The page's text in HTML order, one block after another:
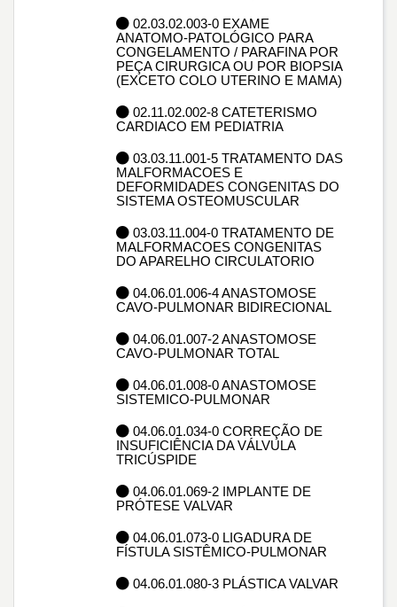
02.03.02.003-0 EXAME
ANATOMO-PATOLÓGICO PARA
CONGELAMENTO / PARAFINA POR
PEÇA CIRURGICA OU POR BIOPSIA
(EXCETO COLO UTERINO E MAMA)
02.11.02.002-8 CATETERISMO
CARDIACO EM PEDIATRIA
03.03.11.001-5 TRATAMENTO DAS
MALFORMACOES E
DEFORMIDADES CONGENITAS DO
SISTEMA OSTEOMUSCULAR
03.03.11.004-0 TRATAMENTO DE
MALFORMACOES CONGENITAS
DO APARELHO CIRCULATORIO
04.06.01.006-4 ANASTOMOSE
CAVO-PULMONAR BIDIRECIONAL
04.06.01.007-2 ANASTOMOSE
CAVO-PULMONAR TOTAL
04.06.01.008-0 ANASTOMOSE
SISTEMICO-PULMONAR
04.06.01.034-0 CORREÇÃO DE
INSUFICIÊNCIA DA VÁLVULA
TRICÚSPIDE
04.06.01.069-2 IMPLANTE DE
PRÓTESE VALVAR
04.06.01.073-0 LIGADURA DE
FÍSTULA SISTÊMICO-PULMONAR
04.06.01.080-3 PLÁSTICA VALVAR